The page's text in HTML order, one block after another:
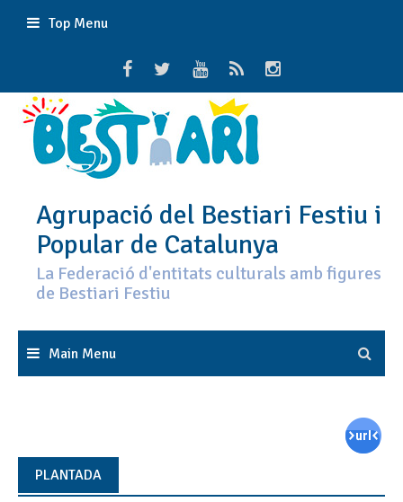
Top Menu
Agrupació del Bestiari Festiu i
Popular de Catalunya
La Federació d'entitats culturals amb figures
de Bestiari Festiu
Main Menu
PLANTADA